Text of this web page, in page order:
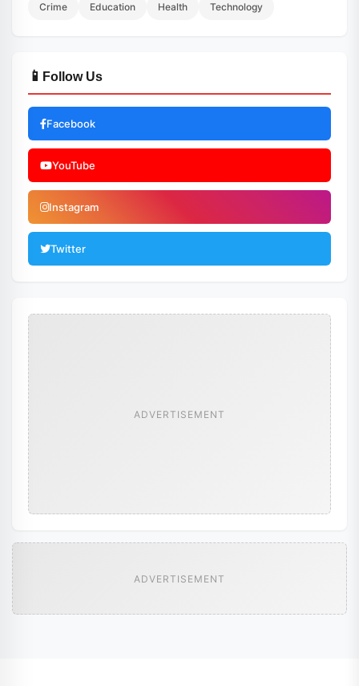
Crime Education Health Technology
📱 Follow Us
Facebook
YouTube
Instagram
Twitter
ADVERTISEMENT
ADVERTISEMENT